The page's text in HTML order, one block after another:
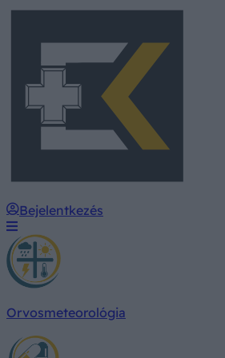
Bejelentkezés
Orvosmeteorológia